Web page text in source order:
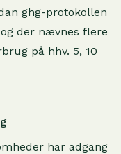
ghg-protokollen
der nævnes flere
på hhv. 5, 10
har adgang